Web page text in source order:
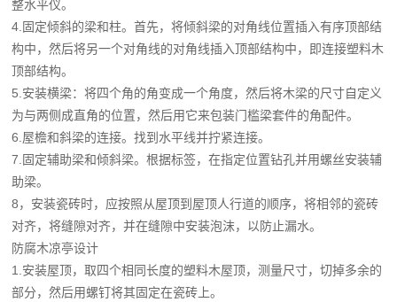
整水平仪。
4.固定倾斜的梁和柱。首先，将倾斜梁的对角线位置插入有序顶部结
构中，然后将另一个对角线的对角线插入顶部结构中，即连接塑料木
顶部结构。
5.安装横梁：将四个角的角变成一个角度，然后将木梁的尺寸自定义
为与两侧成直角的位置，然后用它来包装门槛梁套件的角配件。
6.屋檐和斜梁的连接。找到水平线并拧紧连接。
7.固定辅助梁和倾斜梁。根据标签，在指定位置钻孔并用螺丝安装辅
助梁。
8，安装瓷砖时，应按照从屋顶到屋顶人行道的顺序，将相邻的瓷砖
对齐，将缝隙对齐，并在缝隙中安装泡沫，以防止漏水。
防腐木凉亭设计
1.安装屋顶，取四个相同长度的塑料木屋顶，测量尺寸，切掉多余的
部分，然后用螺钉将其固定在瓷砖上。